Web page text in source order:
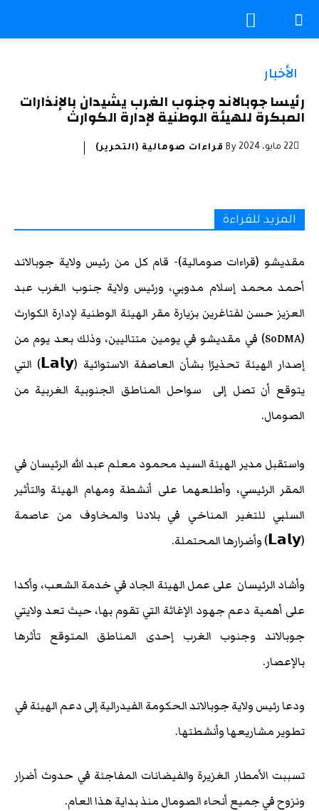
الأخبار
رئيسا جوبالاند وجنوب الغرب يشيدان بالإنذارات
المبكرة للهيئة الوطنية لإدارة الكوارث
22 مايو، 2024 By قراءات صومالية (التحرير)
المزيد للقراءة
مقديشو (قراءات صومالية)- قام كل من رئيس ولاية جوبالاند
أحمد محمد إسلام مدوبي، ورئيس ولاية جنوب الغرب عبد
العزيز حسن لفتاغرين بزيارة مقر الهيئة الوطنية لإدارة الكوارث
(SoDMA) في مقديشو في يومين متتاليين، وذلك بعد يوم من
إصدار الهيئة تحذيرًا بشأن العاصفة الاستوائية (𝗟𝗮𝗹𝘆) التي
يتوقع أن تصل إلى سواحل المناطق الجنوبية الغربية من
الصومال.
واستقبل مدير الهيئة السيد محمود معلم عبد الله الرئيسان في
المقر الرئيسي، وأطلعهما على أنشطة ومهام الهيئة والتأثير
السلبي للتغير المناخي في بلادنا والمخاوف من عاصمة
(𝗟𝗮𝗹𝘆) وأضرارها المحتملة.
وأشاد الرئيسان على عمل الهيئة الجاد في خدمة الشعب، وأكدا
على أهمية دعم جهود الإغاثة التي تقوم بها، حيث تعد ولايتي
جوبالاند وجنوب الغرب إحدى المناطق المتوقع تأثرها
بالإعصار.
ودعا رئيس ولاية جوبالاند الحكومة الفيدرالية إلى دعم الهيئة في
تطوير مشاريعها وأنشطتها.
تسببت الأمطار الغزيرة والفيضانات المفاجئة في حدوث أضرار
ونزوح في جميع أنحاء الصومال منذ بداية هذا العام.